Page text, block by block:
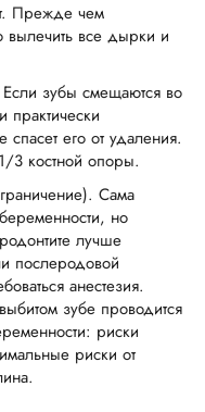
Прежде чем
все дырки и
зубы смещаются во
практически
его от удаления.
3 костной опоры.
Сама
но
лучше
послеродовой
анестезия.
зубе проводится
риски
риски от